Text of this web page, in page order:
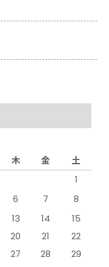
木 金
土
1
6 7
8
13 14
15
20 21
22
27 28
29